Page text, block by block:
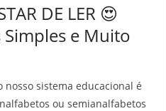
DE LER 😍
Simples e Muito
nosso sistema educacional é
ou semianalfabetos